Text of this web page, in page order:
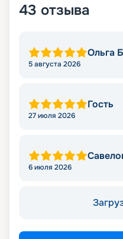
43 отзыва
Ольга
5 августа 2026
Гость
27 июля 2026
6 июля 2026